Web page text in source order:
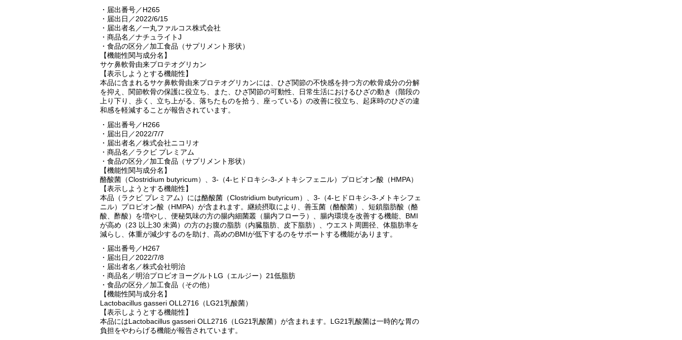
・届出番号／H265
・届出日／2022/6/15
・届出者名／一丸ファルコス株式会社
・商品名／ナチュライトJ
・食品の区分／加工食品（サプリメント形状）
【機能性関与成分名】
サケ鼻軟骨由来プロテオグリカン
【表示しようとする機能性】
本品に含まれるサケ鼻軟骨由来プロテオグリカンには、ひざ関節の不快感を持つ方の軟骨成分の分解
を抑え、関節軟骨の保護に役立ち、また、ひざ関節の可動性、日常生活におけるひざの動き（階段の
上り下り、歩く、立ち上がる、落ちたものを拾う、座っている）の改善に役立ち、起床時のひざの違
和感を軽減することが報告されています。
・届出番号／H266
・届出日／2022/7/7
・届出者名／株式会社ニコリオ
・商品名／ラクビ プレミアム
・食品の区分／加工食品（サプリメント形状）
【機能性関与成分名】
酪酸菌（Clostridium butyricum）、3-（4-ヒドロキシ-3-メトキシフェニル）プロピオン酸（HMPA）
【表示しようとする機能性】
本品（ラクビ プレミアム）には酪酸菌（Clostridium butyricum）、3-（4-ヒドロキシ-3-メトキシフェ
ニル）プロピオン酸（HMPA）が含まれます。継続摂取により、善玉菌（酪酸菌）、短鎖脂肪酸（酪
酸、酢酸）を増やし、便秘気味の方の腸内細菌叢（腸内フローラ）、腸内環境を改善する機能、BMI
が高め（23 以上30 未満）の方のお腹の脂肪（内臓脂肪、皮下脂肪）、ウエスト周囲径、体脂肪率を
減らし、体重が減少するのを助け、高めのBMIが低下するのをサポートする機能があります。
・届出番号／H267
・届出日／2022/7/8
・届出者名／株式会社明治
・商品名／明治プロビオヨーグルトLG（エルジー）21低脂肪
・食品の区分／加工食品（その他）
【機能性関与成分名】
Lactobacillus gasseri OLL2716（LG21乳酸菌）
【表示しようとする機能性】
本品にはLactobacillus gasseri OLL2716（LG21乳酸菌）が含まれます。LG21乳酸菌は一時的な胃の
負担をやわらげる機能が報告されています。